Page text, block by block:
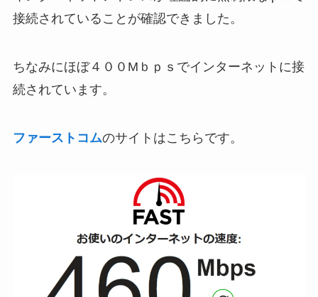
接続されていることが確認できました。
ちなみにほぼ４００Mｂｐｓでインターネットに接
続されています。
ファーストコムのサイトはこちらです。